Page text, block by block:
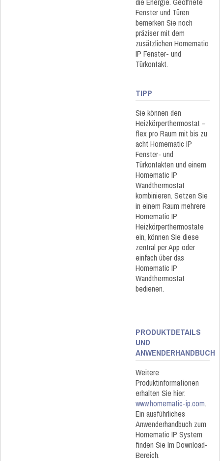
Fenster und Türen
bemerken Sie noch
präziser mit dem
zusätzlichen Homematic
IP Fenster- und
Türkontakt.
TIPP
Sie können den
Heizkörperthermostat –
flex pro Raum mit bis zu
acht Homematic IP
Fenster- und
Türkontakten und einem
Homematic IP
Wandthermostat
kombinieren. Setzen Sie
in einem Raum mehrere
Homematic IP
Heizkörperthermostate
ein, können Sie diese
zentral per App oder
einfach über das
Homematic IP
Wandthermostat
bedienen.
PRODUKTDETAILS
UND
ANWENDERHANDBUCH
Weitere
Produktinformationen
erhalten Sie hier:
www.homematic-ip.com.
Ein ausführliches
Anwenderhandbuch zum
Homematic IP System
finden Sie Im Download-
Bereich.